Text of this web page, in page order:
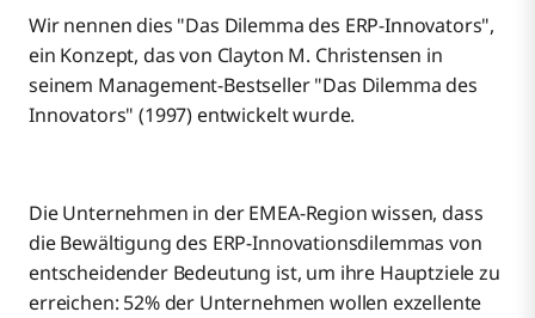
Wir nennen dies "Das Dilemma des ERP-Innovators",
ein Konzept, das von Clayton M. Christensen in
seinem Management-Bestseller "Das Dilemma des
Innovators" (1997) entwickelt wurde.
Die Unternehmen in der EMEA-Region wissen, dass
die Bewältigung des ERP-Innovationsdilemmas von
entscheidender Bedeutung ist, um ihre Hauptziele zu
erreichen: 52% der Unternehmen wollen exzellente